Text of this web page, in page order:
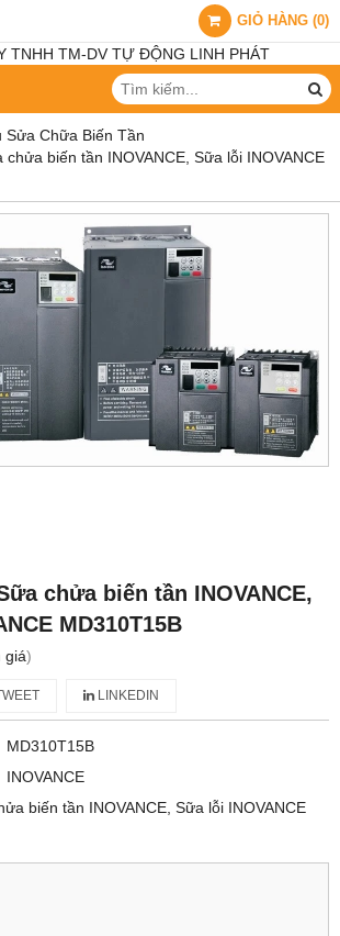
GIỎ HÀNG (0)
Sửa Chữa Biến Tần
chửa biến tần INOVANCE, Sữa lỗi INOVANCE
chửa biến tần INOVANCE,
MD310T15B
giá)
LINKEDIN
MD310T15B
INOVANCE
biến tần INOVANCE, Sữa lỗi INOVANCE